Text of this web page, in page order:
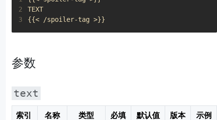
2
TEXT
3
参数
text
索引 名称 类型 必填 默认值 版本 示例